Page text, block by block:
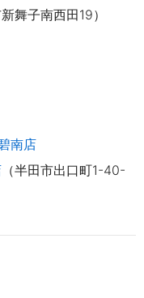
舞子南西田19）
南店
（半田市出口町1-40-